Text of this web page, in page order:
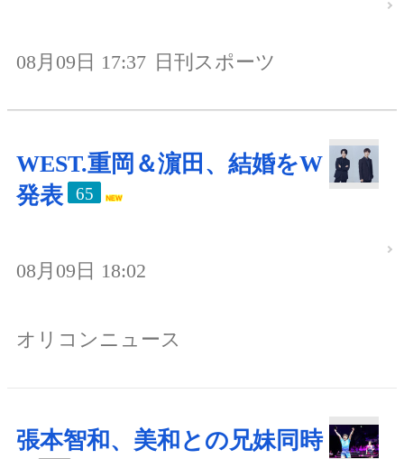
08月09日 17:37 日刊スポーツ
WEST.重岡＆濵田、結婚をW
発表
65
08月09日 18:02
オリコンニュース
張本智和、美和との兄妹同時